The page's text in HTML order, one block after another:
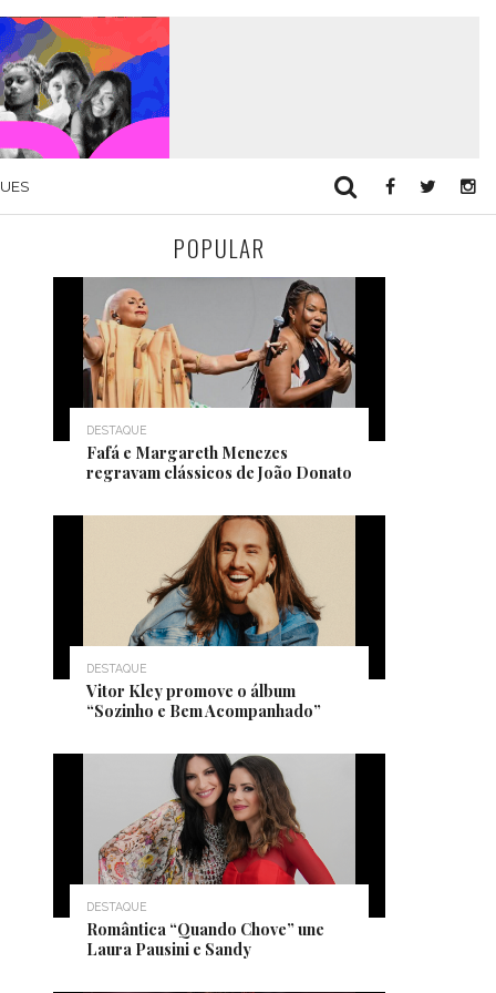
POPULAR
DESTAQUE
Fafá e Margareth Menezes
regravam clássicos de João Donato
DESTAQUE
Vitor Kley promove o álbum
“Sozinho e Bem Acompanhado”
DESTAQUE
Romântica “Quando Chove” une
Laura Pausini e Sandy